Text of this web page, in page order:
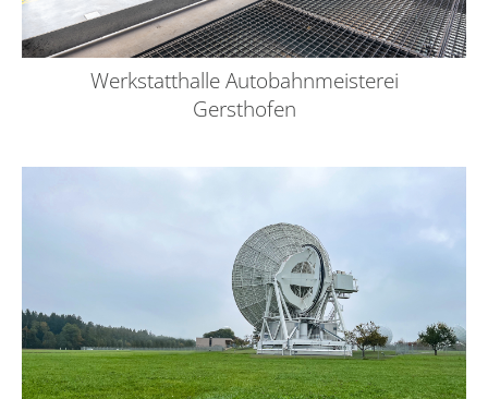
Werkstatthalle Autobahnmeisterei
Gersthofen